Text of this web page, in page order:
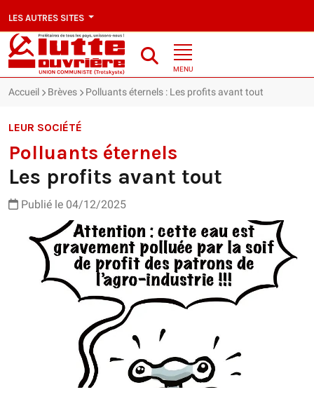
LES AUTRES SITES
MENU
Accueil Brèves Polluants éternels : Les profits avant tout
LEUR SOCIÉTÉ
Polluants éternels
Les profits avant tout
Publié le 04/12/2025